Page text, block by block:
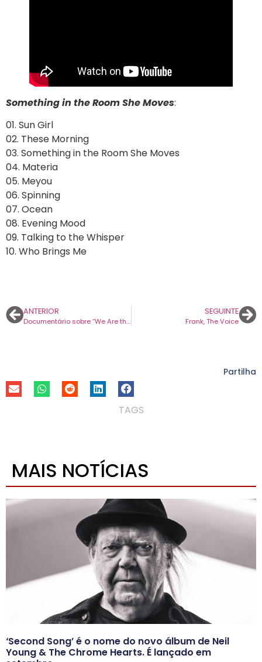
Something in the Room She Moves:
01. Sun Girl
02. These Morning
03. Something in the Room She Moves
04. Materia
05. Meyou
06. Spinning
07. Ocean
08. Evening Mood
09. Talking to the Whisper
10. Who Brings Me
ANTERIOR
Documentário sobre “We Are the World” tem um novo trailer. A estreia na Netflix é no final deste mês.
SEGUINTE
Frank, The Voice
Partilha
TAGS
MAIS NOTÍCIAS
‘Second Song’ é o nome do novo álbum de Neil
Young & The Chrome Hearts. É lançado em